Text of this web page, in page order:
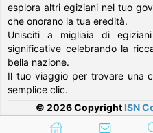
esplora altri egiziani nel tuo
che onorano la tua eredità.
Unisciti a migliaia di
significative celebrando la
bella nazione.
Il tuo viaggio per trovare una
semplice clic.
© 2026 Copyright ISN